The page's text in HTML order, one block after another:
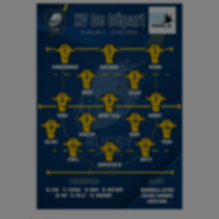
Hippisme
Jeux Olympiques et Paralympiques
Kayak-polo
Korfbal
Longue paume
Moto
Natation
Natation artistique
Omnisports
Outdoor
Paddle